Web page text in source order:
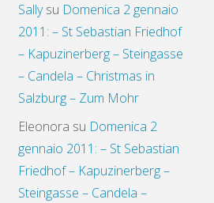
Sallysu Domenica 2 gennaio
2011: – St Sebastian Friedhof
– Kapuzinerberg – Steingasse
– Candela – Christmas in
Salzburg – Zum Mohr
Eleonora su Domenica 2
gennaio 2011: – St Sebastian
Friedhof – Kapuzinerberg –
Steingasse – Candela –